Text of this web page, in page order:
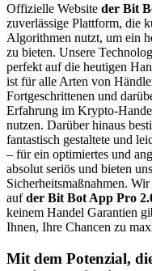
Offizielle Website der Bit
zuverlässige Plattform, die
Algorithmen nutzt, um ein
zu bieten. Unsere
perfekt auf die heutigen
ist für alle Arten von
Fortgeschrittenen und
Erfahrung im Krypto-
nutzen. Darüber hinaus
fantastisch gestaltete und
– für ein optimiertes und
absolut seriös und bieten
Sicherheitsmaßnahmen.
aufder Bit Bot App Pro
keinem Handel Garantien
Ihnen, Ihre Chancen zu
Mit dem Potenzial,